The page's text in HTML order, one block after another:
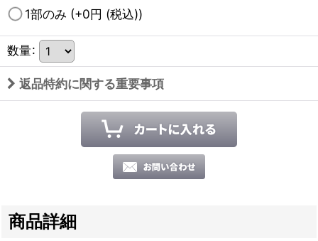
1部のみ (+0円 (税込))
数量:
返品特約に関する重要事項
商品詳細